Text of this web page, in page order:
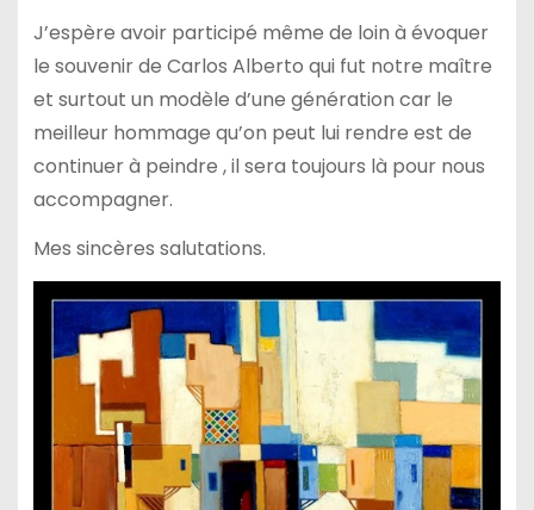
J’espère avoir participé même de loin à évoquer
le souvenir de Carlos Alberto qui fut notre maître
et surtout un modèle d’une génération car le
meilleur hommage qu’on peut lui rendre est de
continuer à peindre , il sera toujours là pour nous
accompagner.
Mes sincères salutations.